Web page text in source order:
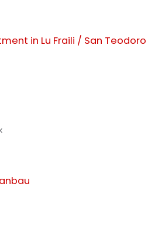
in Lu Fraili / San Teodoro